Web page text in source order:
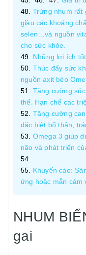
Trứng nhum rất
giàu các khoáng
selen…và nguồn
cho sức khỏe.
Những lợi ích
Thúc đẩy sức
nguồn axit béo
Tăng cường
thể. Hạn chế các
Tăng cường
đặc biệt bổ thận,
Omega 3 giúp
não và phát triển
Khuyến cáo:
ứng hoặc mẫn cảm
NHUM
gai